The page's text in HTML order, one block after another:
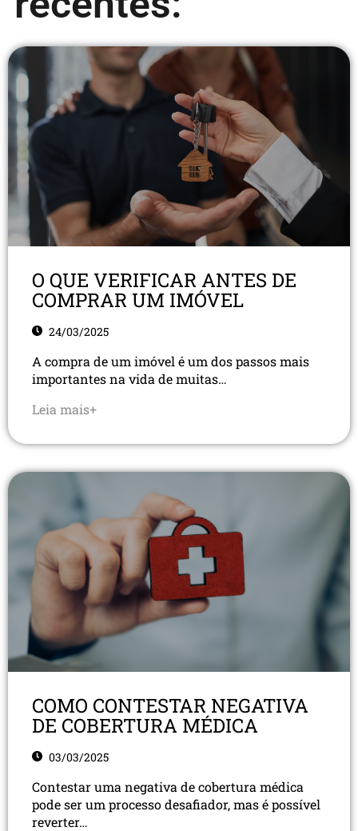
O QUE VERIFICAR ANTES DE
COMPRAR UM IMÓVEL
24/03/2025
A compra de um imóvel é um dos passos mais
importantes na vida de muitas…
Leia mais+
COMO CONTESTAR NEGATIVA
DE COBERTURA MÉDICA
03/03/2025
Contestar uma negativa de cobertura médica
pode ser um processo desafiador, mas é possível
reverter…